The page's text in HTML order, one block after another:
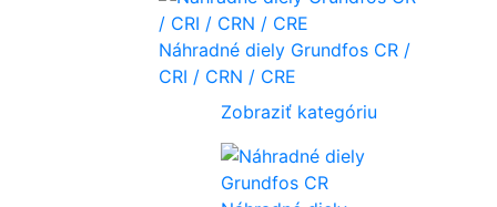
Náhradné diely Grundfos CR /
CRI / CRN / CRE
Zobraziť kategóriu